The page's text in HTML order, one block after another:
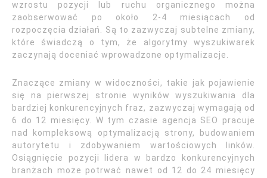
wzrostu pozycji lub ruchu organicznego można
zaobserwować po około 2-4 miesiącach od
rozpoczęcia działań. Są to zazwyczaj subtelne zmiany,
które świadczą o tym, że algorytmy wyszukiwarek
zaczynają doceniać wprowadzone optymalizacje.
Znaczące zmiany w widoczności, takie jak pojawienie
się na pierwszej stronie wyników wyszukiwania dla
bardziej konkurencyjnych fraz, zazwyczaj wymagają od
6 do 12 miesięcy. W tym czasie agencja SEO pracuje
nad kompleksową optymalizacją strony, budowaniem
autorytetu i zdobywaniem wartościowych linków.
Osiągnięcie pozycji lidera w bardzo konkurencyjnych
branżach może potrwać nawet od 12 do 24 miesięcy